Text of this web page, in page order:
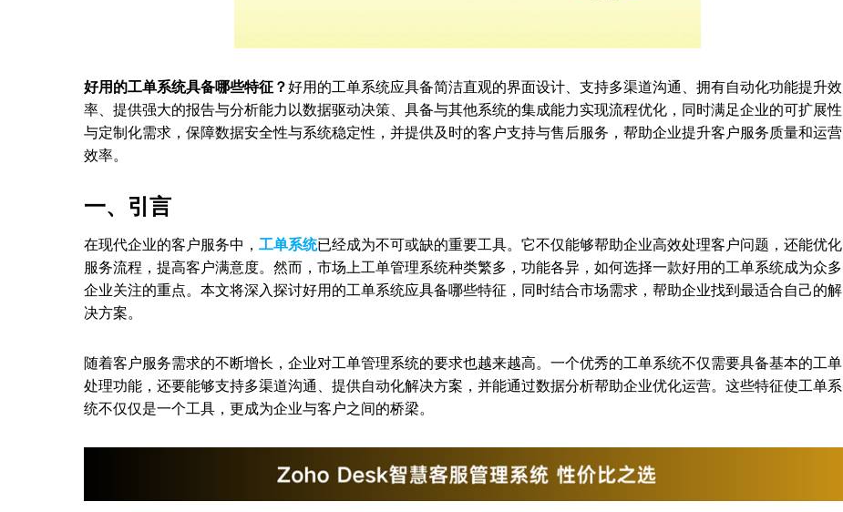
好用的工单系统具备哪些特征？好用的工单系统应具备简洁直观的界面设计、支持多渠道沟通、拥有自动化功能提升效
率、提供强大的报告与分析能力以数据驱动决策、具备与其他系统的集成能力实现流程优化，同时满足企业的可扩展性
与定制化需求，保障数据安全性与系统稳定性，并提供及时的客户支持与售后服务，帮助企业提升客户服务质量和运营
效率。
一、引言
在现代企业的客户服务中， 工单系统已经成为不可或缺的重要工具。它不仅能够帮助企业高效处理客户问题，还能优化
服务流程，提高客户满意度。然而，市场上工单管理系统种类繁多，功能各异，如何选择一款好用的工单系统成为众多
企业关注的重点。本文将深入探讨好用的工单系统应具备哪些特征，同时结合市场需求，帮助企业找到最适合自己的解
决方案。
随着客户服务需求的不断增长，企业对工单管理系统的要求也越来越高。一个优秀的工单系统不仅需要具备基本的工单
处理功能，还要能够支持多渠道沟通、提供自动化解决方案，并能通过数据分析帮助企业优化运营。这些特征使工单系
统不仅仅是一个工具，更成为企业与客户之间的桥梁。